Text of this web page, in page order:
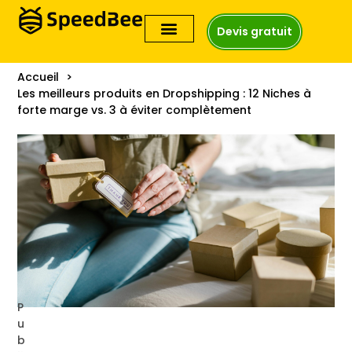
Devis gratuit
Accueil
Les meilleurs produits en Dropshipping : 12 Niches à
forte marge vs. 3 à éviter complètement
P
u
b